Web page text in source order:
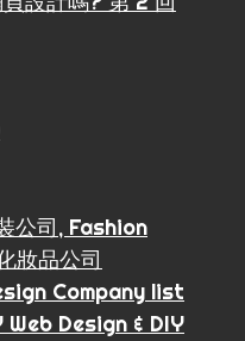
公司, Fashion
妝品公司
Company list
Web Design & DIY